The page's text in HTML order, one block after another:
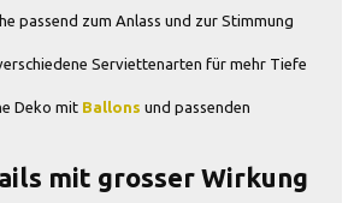
passend zum Anlass und zur Stimmung
Serviettenarten für mehr Tiefe
Deko mit Ballons und passenden
mit grosser Wirkung